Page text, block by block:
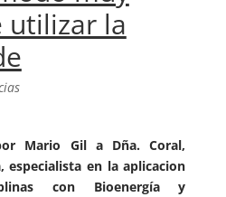
utilizar la
Mario Gil a Dña. Coral,
especialista en la aplicacion
con Bioenergía y